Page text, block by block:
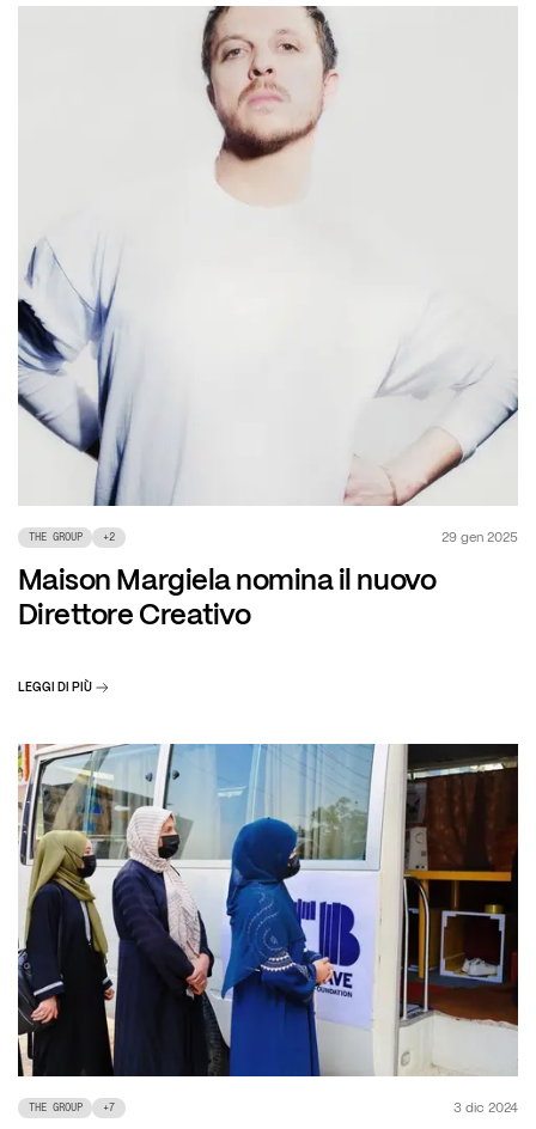
THE GROUP +2 29 gen 2025
Maison Margiela nomina il nuovo
Direttore Creativo
LEGGI DI PIÙ
THE GROUP +7 3 dic 2024